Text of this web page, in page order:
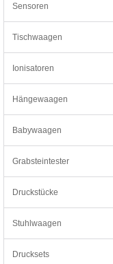
Sensoren
Tischwaagen
Ionisatoren
Hängewaagen
Babywaagen
Grabsteintester
Druckstücke
Stuhlwaagen
Drucksets